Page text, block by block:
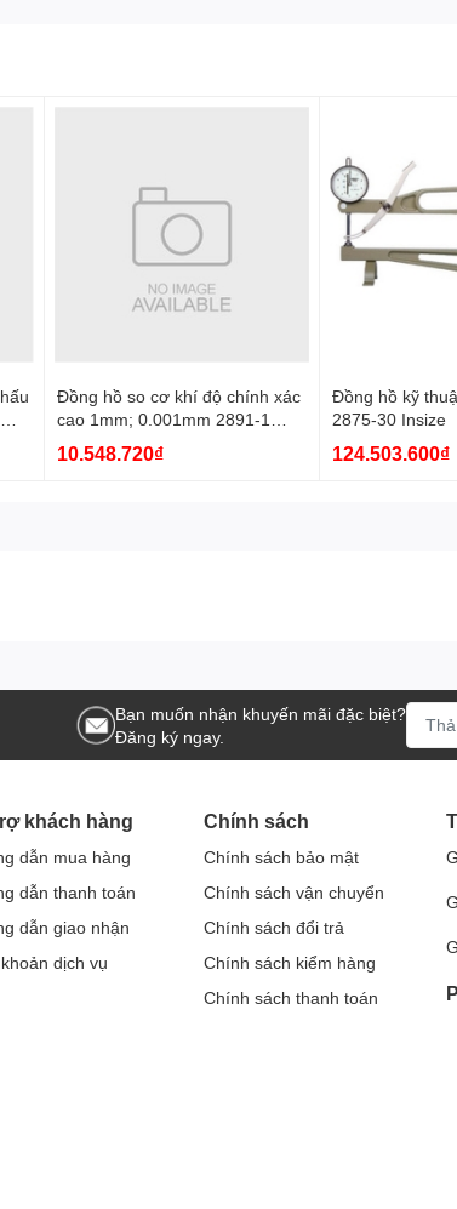
Đồng hồ so cơ khí độ chính xác
cao 1mm; 0.001mm 2891-1
Insize
10.548.720₫
Đồng hồ kỹ
2875-30 Insize
124.503.600₫
Bạn muốn nhận khuyến mãi đặc biệt?
Đăng ký ngay.
khách hàng
dẫn mua hàng
dẫn thanh toán
dẫn giao nhận
dịch vụ
Chính sách
Chính sách bảo mật
Chính sách vận chuyển
Chính sách đổi trả
Chính sách kiểm hàng
Chính sách thanh toán